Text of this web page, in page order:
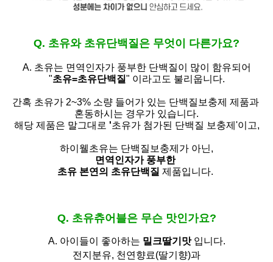
Q. 초유와 초유단백질은 무엇이 다른가요?
A. 초유는 면역인자가 풍부한 단백질이 많이 함유되어
"초유=초유단백질" 이라고도 불리웁니다.
간혹 초유가 2~3% 소량 들어가 있는 단백질보충제 제품과
혼동하시는 경우가 있습니다.
해당 제품은 말그대로 '초유가 첨가된 단백질 보충제'이고,
하이웰초유는 단백질보충제가 아닌,
면역인자가 풍부한
초유 본연의 초유단백질 제품입니다.
Q. 초유츄어블은 무슨 맛인가요?
A. 아이들이 좋아하는 밀크딸기맛입니다.
전지분유, 천연향료(딸기향)과